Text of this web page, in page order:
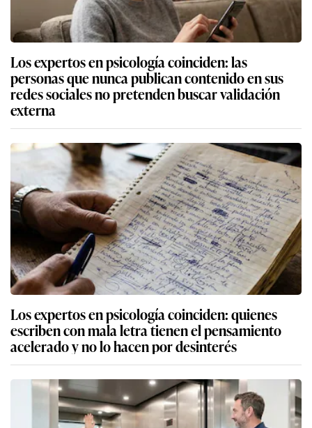
Los expertos en psicología coinciden: las
personas que nunca publican contenido en sus
redes sociales no pretenden buscar validación
externa
Los expertos en psicología coinciden: quienes
escriben con mala letra tienen el pensamiento
acelerado y no lo hacen por desinterés